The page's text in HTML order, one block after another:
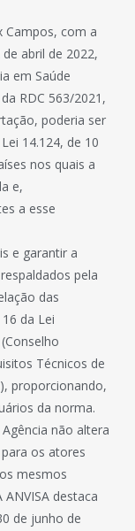
Campos, com a
abril de 2022,
em Saúde
RDC 563/2021,
poderia ser
14.124, de 10
nos quais a
e,
a esse
e garantir a
pela
das
da Lei
Técnicos de
proporcionando,
da norma.
não altera
os atores
mesmos
destaca
de junho de